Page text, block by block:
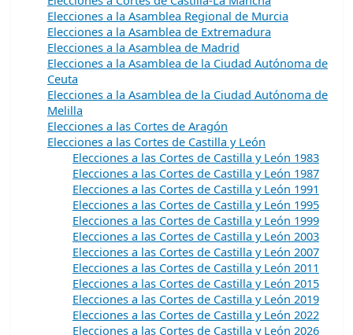
Elecciones a la Asamblea Regional de Murcia
Elecciones a la Asamblea de Extremadura
Elecciones a la Asamblea de Madrid
Elecciones a la Asamblea de la Ciudad Autónoma de
Ceuta
Elecciones a la Asamblea de la Ciudad Autónoma de
Melilla
Elecciones a las Cortes de Aragón
Elecciones a las Cortes de Castilla y León
Elecciones a las Cortes de Castilla y León 1983
Elecciones a las Cortes de Castilla y León 1987
Elecciones a las Cortes de Castilla y León 1991
Elecciones a las Cortes de Castilla y León 1995
Elecciones a las Cortes de Castilla y León 1999
Elecciones a las Cortes de Castilla y León 2003
Elecciones a las Cortes de Castilla y León 2007
Elecciones a las Cortes de Castilla y León 2011
Elecciones a las Cortes de Castilla y León 2015
Elecciones a las Cortes de Castilla y León 2019
Elecciones a las Cortes de Castilla y León 2022
Elecciones a las Cortes de Castilla y León 2026